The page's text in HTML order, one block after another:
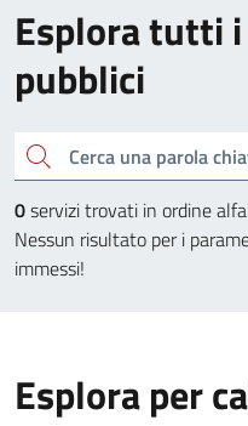
Esplora tutti
pubblici
Cerca una parola chiave
0servizi trovati in ordine
Nessun risultato per i
immessi!
Esplora per